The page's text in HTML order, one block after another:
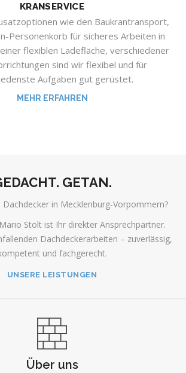
KRANSERVICE
wie den Baukrantransport,
Personenkorb für sicheres Arbeiten in
flexiblen Ladefläche, verschiedener
sind wir flexibel und für
Aufgaben gut gerüstet.
MEHR ERFAHREN
GETAN.
Dachdecker in Mecklenburg-Vorpommern?
Stolt ist Ihr direkter Ansprechpartner.
Dachdeckerarbeiten – zuverlässig,
und fachgerecht.
UNSERE LEISTUNGEN
Über uns